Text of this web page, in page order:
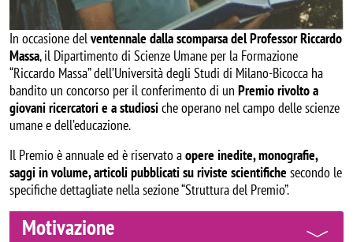
In occasione delventennale dalla scomparsa del Professor Riccardo
Massa, il Dipartimento di Scienze Umane per la Formazione
“Riccardo Massa” dell’Università degli Studi di Milano-Bicocca ha
bandito un concorso per il conferimento di un Premio rivolto a
giovani ricercatori e a studiosiche operano nel campo delle scienze
umane e dell’educazione.
Il Premio è annuale ed è riservato aopere inedite, monografie,
saggi in volume, articoli pubblicati su riviste scientifiche secondo le
specifiche dettagliate nella sezione “Struttura del Premio”.
Motivazione